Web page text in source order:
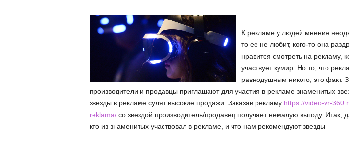
К рекламе у людей мнение
то ее не любит, кого-то она
нравится смотреть на рекламу,
участвует кумир. Но то, что
равнодушным никого, это факт.
производители и продавцы приглашают для участия в рекламе знаменитых
звезды в рекламе сулят высокие продажи. Заказав рекламу https://video-vr-
reklama/со звездой производитель/продавец получает немалую выгоду. Итак,
кто из знаменитых участвовал в рекламе, и что нам рекомендуют звезды.